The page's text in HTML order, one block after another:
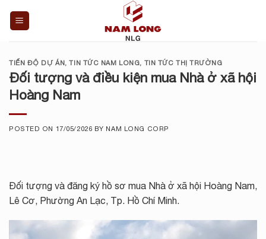
TIẾN ĐỘ DỰ ÁN,TIN TỨC NAM LONG, TIN TỨC THỊ TRƯỜNG
Đối tượng và điều kiện mua Nhà ở xã hội
Hoàng Nam
POSTED ON 17/05/2026 BY NAM LONG CORP
Đối tượng và đăng ký hồ sơ mua Nhà ở xã hội Hoàng Nam,
Lê Cơ, Phường An Lạc, Tp. Hồ Chí Minh.